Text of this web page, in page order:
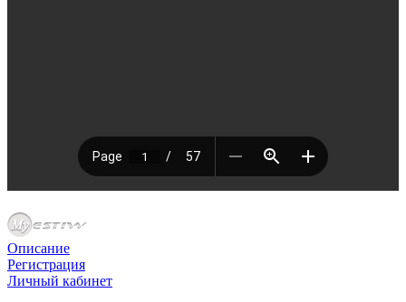
Описание
Регистрация
Личный кабинет